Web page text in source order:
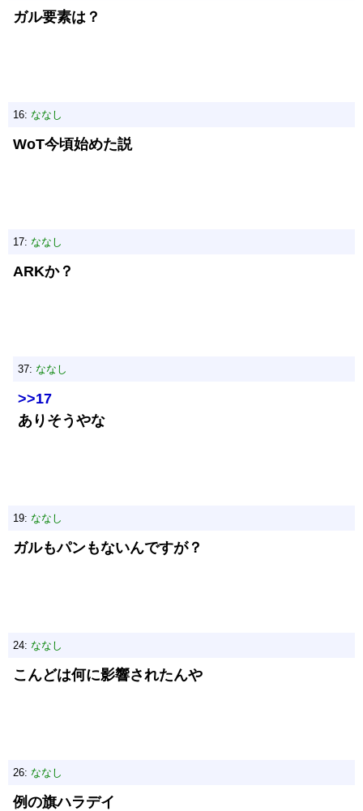
ガル要素は？
16: ななし
WoT今頃始めた説
17: ななし
ARKか？
37: ななし
>>17
ありそうやな
19: ななし
ガルもパンもないんですが？
24: ななし
こんどは何に影響されたんや
26: ななし
例の旗ハラデイ